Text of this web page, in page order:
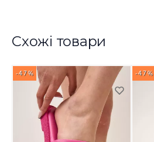
Схожі товари
-47% -47%